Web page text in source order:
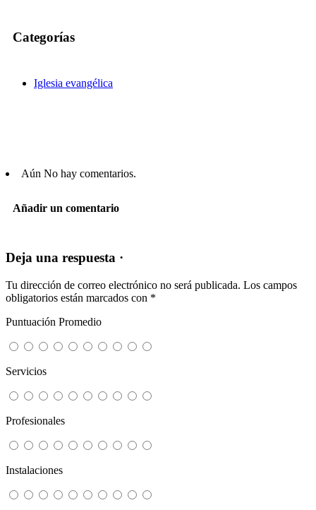
Categorías
Iglesia evangélica
Aún No hay comentarios.
Añadir un comentario
Deja una respuesta ·
Tu dirección de correo electrónico no será publicada. Los campos
obligatorios están marcados con *
Puntuación Promedio
Servicios
Profesionales
Instalaciones